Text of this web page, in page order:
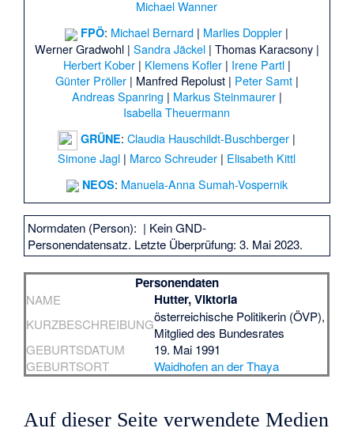
Michael Wanner
FPÖ: Michael Bernard | Marlies Doppler |
Werner Gradwohl| Sandra Jäckel| Thomas Karacsony|
Herbert Kober| Klemens Kofler| Irene Partl|
Günter Pröller| Manfred Repolust| Peter Samt|
Andreas Spanring | Markus Steinmaurer|
Isabella Theuermann
GRÜNE:Claudia Hauschildt-Buschberger |
Simone Jagl | Marco Schreuder | Elisabeth Kittl
NEOS: Manuela-Anna Sumah-Vospernik
Normdaten (Person): | Kein GND-
Personendatensatz. Letzte Überprüfung: 3. Mai 2023.
Personendaten
NAME Hutter, Viktoria
KURZBESCHREIBUNGösterreichische Politikerin (ÖVP),
Mitglied des Bundesrates
GEBURTSDATUM
19. Mai 1991
GEBURTSORT
Waidhofen an der Thaya
Auf dieser Seite verwendete Medien